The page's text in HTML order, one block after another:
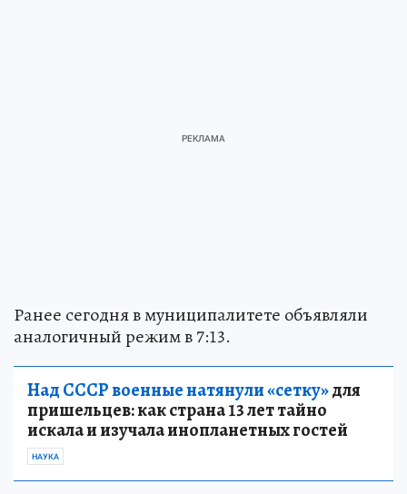
Ранее сегодня в муниципалитете объявляли
аналогичный режим в 7:13.
Над СССР военные натянули «сетку»для
пришельцев: как страна 13 лет тайно
искала и изучала инопланетных гостей
НАУКА